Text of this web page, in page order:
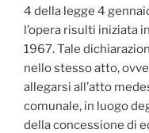
4 della legge 4
l’opera risulti iniziata
1967. Tale
nello stesso atto,
allegarsi all’atto
comunale, in luogo
della concessione di